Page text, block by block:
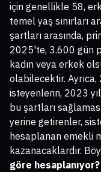
için genellikle 58,
temel yaş sınırları
şartları arasında,
2025'te, 3.600 gün
kadın veya erkek
olabilecektir.
isteyenlerin, 2023
bu şartları
yerine getirenler,
hesaplanan emekli
kazanacaklardır.
göre hesaplanıyor?